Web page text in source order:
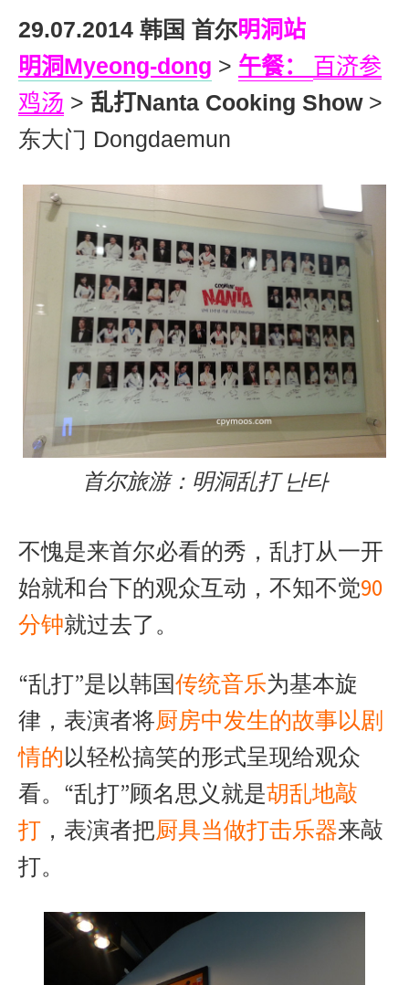
29.07.2014 韩国 首尔明洞站
明洞Myeong-dong > 午餐：
百济参
鸡汤 > 乱打Nanta Cooking Show>
东大门 Dongdaemun
首尔旅游：明洞乱打 난타
不愧是来首尔必看的秀，乱打从一开
始就和台下的观众互动，不知不觉90
分钟就过去了。
“乱打”是以韩国传统音乐为基本旋
律，表演者将厨房中发生的故事以剧
情的以轻松搞笑的形式呈现给观众
看。“乱打”顾名思义就是胡乱地敲
打 ，表演者把厨具当做打击乐器来敲
打。